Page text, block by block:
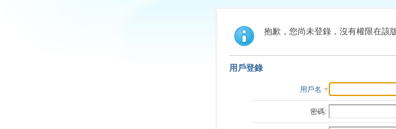
索
抱歉，您尚未登錄，沒有權限在該
用戶登錄
用戶名
密碼: